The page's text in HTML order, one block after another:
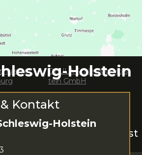
Holstein
das Jagen lernen.
dir für deine Anliegen
Das Kursangebot umfasst
in
DEULA Schleswig-Hols
tein GmbH
Kontakt
Holstein